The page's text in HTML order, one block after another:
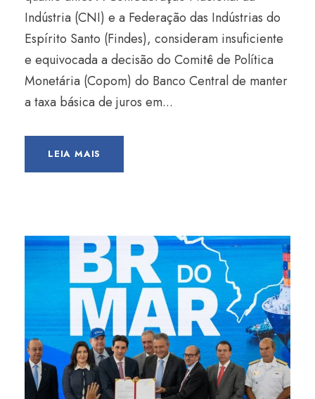
Indústria (CNI) e a Federação das Indústrias do
Espírito Santo (Findes), consideram insuficiente
e equivocada a decisão do Comitê de Política
Monetária (Copom) do Banco Central de manter
a taxa básica de juros em...
LEIA MAIS